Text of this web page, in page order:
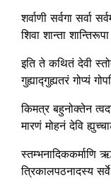
शर्वाणी सर्वगा सर्वा
शिवा शान्ता
इति ते कथितं देवी
गुह्याद्गुह्यतरं गोप्यं
किमत्र बहुनोक्तेन
मारणं मोहनं देवि
स्तम्भनादिककर्माणि
त्रिकालपठनादस्य